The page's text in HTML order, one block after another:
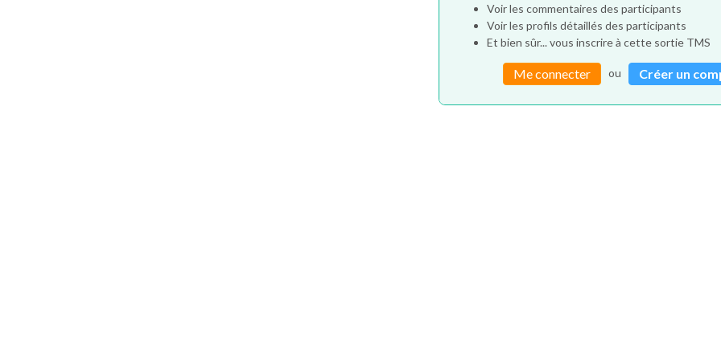
Voir les commentaires des participants
Voir les profils détaillés des participants
Et bien sûr... vous inscrire à cette sortie TMS
Me connecter ou Créer un